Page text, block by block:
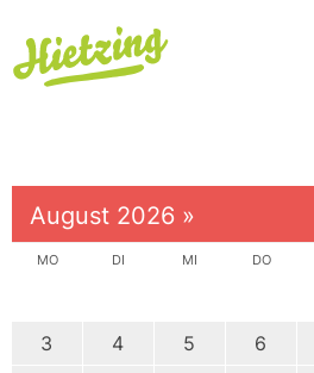
August 2026 »
MO DI MI DO
3
4 5 6